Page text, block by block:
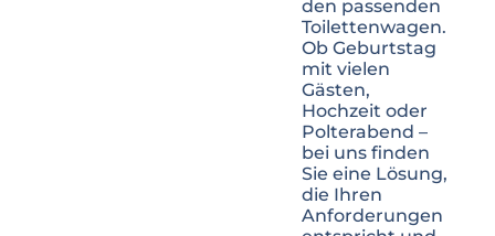
den passenden
Toilettenwagen.
Ob Geburtstag
mit vielen
Gästen,
Hochzeit oder
Polterabend –
bei uns finden
Sie eine Lösung,
die Ihren
Anforderungen